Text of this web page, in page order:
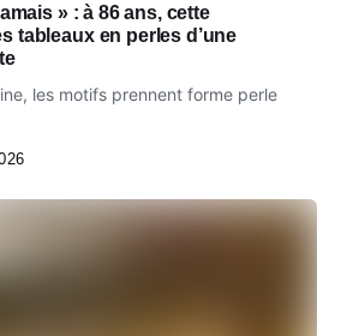
» : à 86 ans, cette
tableaux en perles d’une
les motifs prennent forme perle